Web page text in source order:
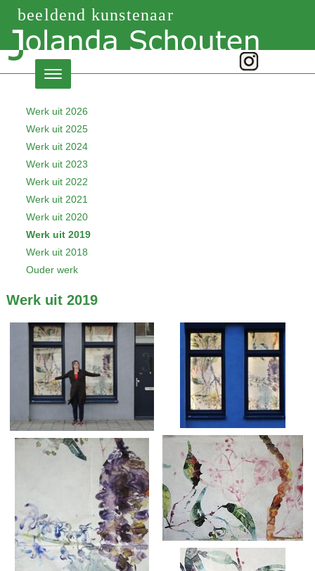
beeldend kunstenaar
Werk uit 2026
Werk uit 2025
Werk uit 2024
Werk uit 2023
Werk uit 2022
Werk uit 2021
Werk uit 2020
Werk uit 2019
Werk uit 2018
Ouder werk
Werk uit 2019